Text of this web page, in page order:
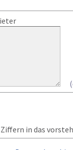
in das